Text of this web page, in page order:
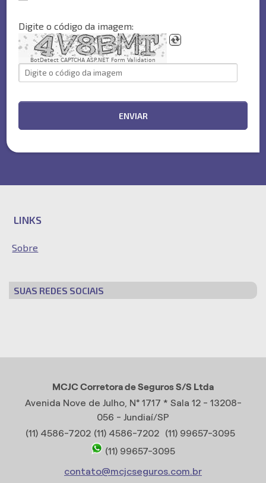
Digite o código da imagem:
BotDetect CAPTCHA ASP.NET Form Validation
ENVIAR
LINKS
Sobre
SUAS REDES SOCIAIS
MCJC Corretora de Seguros S/S Ltda
Avenida Nove de Julho, N° 1717 * Sala 12 - 13208-
056 - Jundiaí/SP
(11) 4586-7202 (11) 4586-7202
(11) 99657-3095
(11) 99657-3095
contato@mcjcseguros.com.br